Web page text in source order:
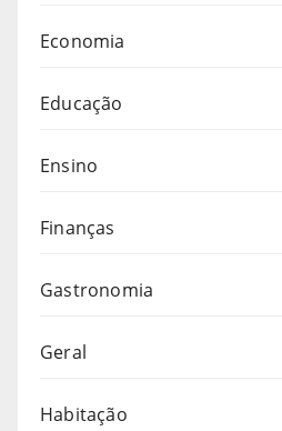
Economia
Educação
Ensino
Finanças
Gastronomia
Geral
Habitação